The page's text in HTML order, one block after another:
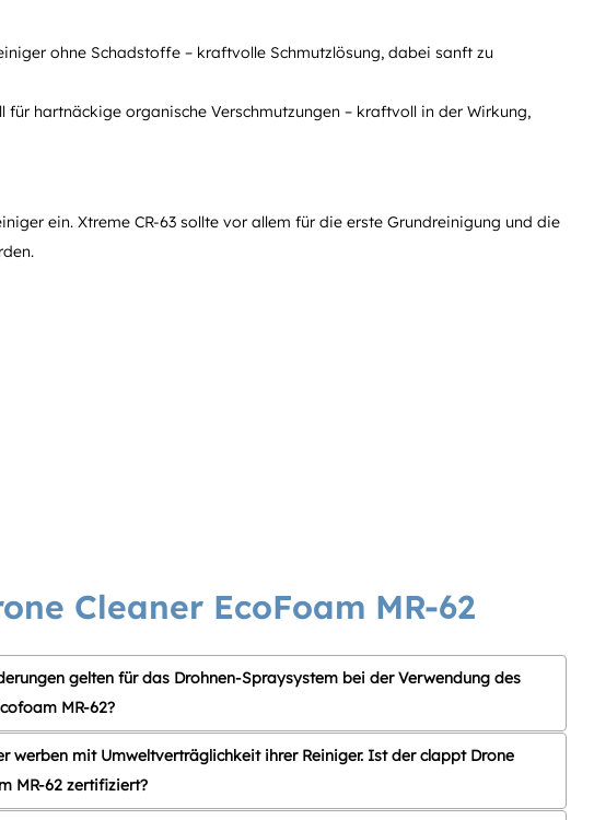
ohne Schadstoffe – kraftvolle Schmutzlösung, dabei sanft zu
für hartnäckige organische Verschmutzungen – kraftvoll in der Wirkung,
ein. Xtreme CR-63 sollte vor allem für die erste Grundreinigung und die
Cleaner EcoFoam MR-62
gelten für das Drohnen-Spraysystem bei der Verwendung des
MR-62?
werben mit Umweltverträglichkeit ihrer Reiniger. Ist der clappt Drone
MR-62 zertifiziert?